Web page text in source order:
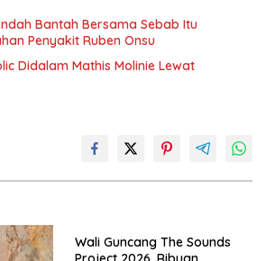
Bantah Bersama Sebab Itu
Penyakit Ruben Onsu
Didalam Mathis Molinie Lewat
Wali Guncang The Sounds